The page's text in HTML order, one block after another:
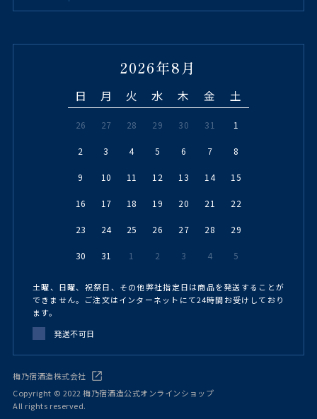
2026年8月
日 月 火 水 木 金 土
26 27 28 29 30 31 1
2 3 4 5 6 7 8
9 10 11 12 13 14 15
16 17 18 19 20 21 22
23 24 25 26 27 28 29
30 31 1 2 3 4 5
土曜、日曜、祝祭日、その他弊社指定日は商品を発送することが
できません。ご注文はインターネットにて24時間お受けしており
ます。
発送不可日
梅乃宿酒造株式会社
Copyright © 2022 梅乃宿酒造公式オンラインショップ
All rights reserved.